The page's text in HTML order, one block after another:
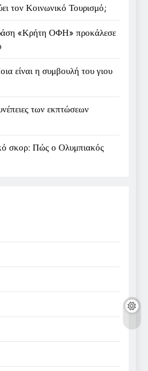
τον Κοινωνικό Τουρισμό;
«Κρήτη ΟΦΗ» προκάλεσε
είναι η συμβουλή του γιου
των εκπτώσεων
σκορ: Πώς ο Ολυμπιακός